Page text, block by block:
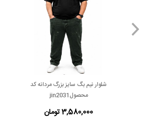
شلوار نیم بگ سایز بزرگ مردانه کد
محصولjin2031
3,580,000 تومان